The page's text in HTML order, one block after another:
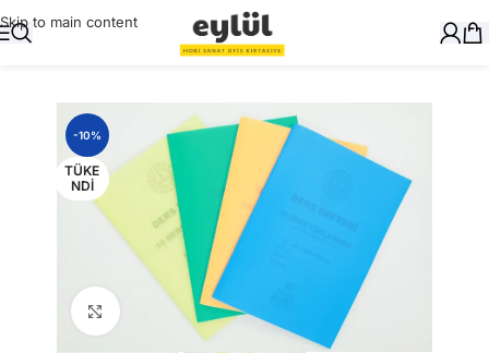
Skip to main content
Okul Gereçleri/Defter ve Kitap Kapları
-10%
TÜKE
NDI
Büyütmek için tıklayın